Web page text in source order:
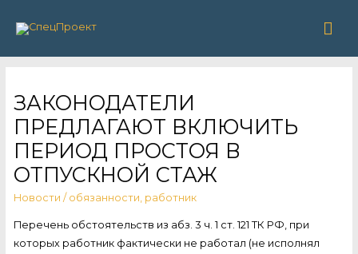
ЗАКОНОДАТЕЛИ
ПРЕДЛАГАЮТ ВКЛЮЧИТЬ
ПЕРИОД ПРОСТОЯ В
ОТПУСКНОЙ СТАЖ
Новости / обязанности работник
Перечень обстоятельств из абз. 3 ч. 1 ст. 121 ТК РФ, при
которых работник фактически не работал (не исполнял